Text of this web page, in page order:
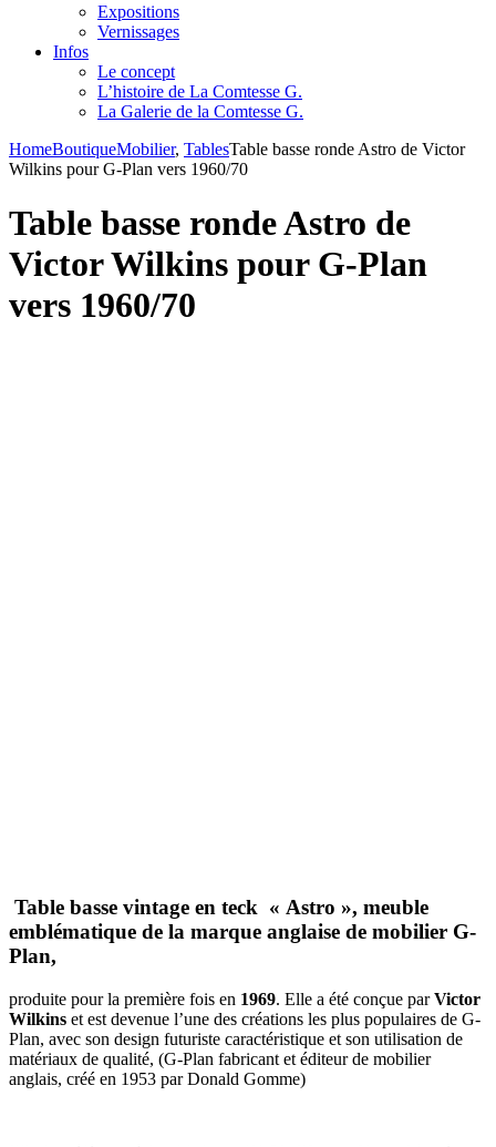
Expositions
Vernissages
Infos
Le concept
L’histoire de La Comtesse G.
La Galerie de la Comtesse G.
HomeBoutiqueMobilier, TablesTable basse ronde Astro de Victor
Wilkins pour G-Plan vers 1960/70
Table basse ronde Astro de
Victor Wilkins pour G-Plan
vers 1960/70
Table basse vintage en teck « Astro », meuble
emblématique de la marque anglaise de mobilier G-
Plan,
produite pour la première fois en 1969. Elle a été conçue parVictor
Wilkins et est devenue l’une des créations les plus populaires de G-
Plan, avec son design futuriste caractéristique et son utilisation de
matériaux de qualité, (G-Plan fabricant et éditeur de mobilier
anglais, créé en 1953 par Donald Gomme)